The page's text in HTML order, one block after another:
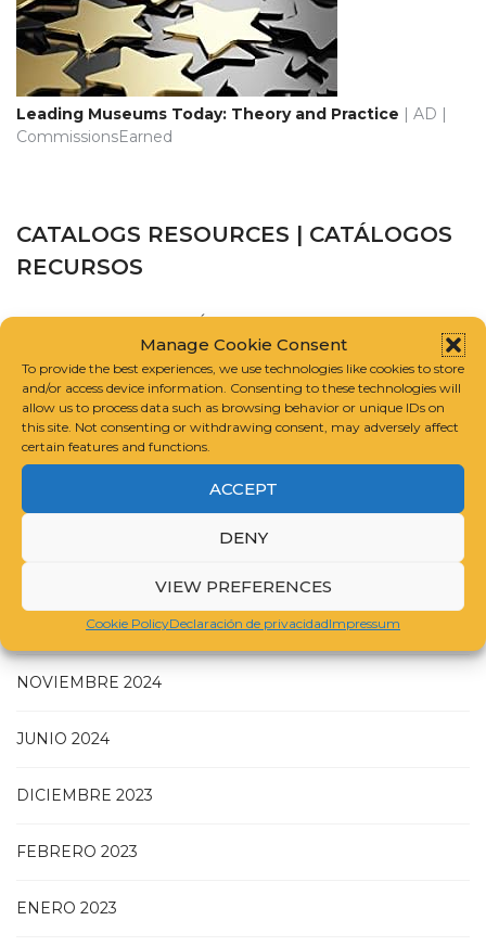
Manage Cookie Consent
To provide the best experiences, we use technologies like cookies to store
and/or access device information. Consenting to these technologies will
allow us to process data such as browsing behavior or unique IDs on
this site. Not consenting or withdrawing consent, may adversely affect
certain features and functions.
ACCEPT
DENY
VIEW PREFERENCES
Cookie PolicyDeclaración de privacidadImpressum
Leading Museums Today: Theory and Practice | AD |
CommissionsEarned
CATALOGS RESOURCES | CATÁLOGOS
RECURSOS
CATALOGUE RAISONNÉ SCHOLARS ASSOCIATION
INTERNATIONAL FOUNDATION FOR ART RESEARCH
GUIDELINES FOR COMPILING A CATALOGUE RAISONNÉ
JULIO 2025
MAYO 2025
NOVIEMBRE 2024
JUNIO 2024
DICIEMBRE 2023
FEBRERO 2023
ENERO 2023